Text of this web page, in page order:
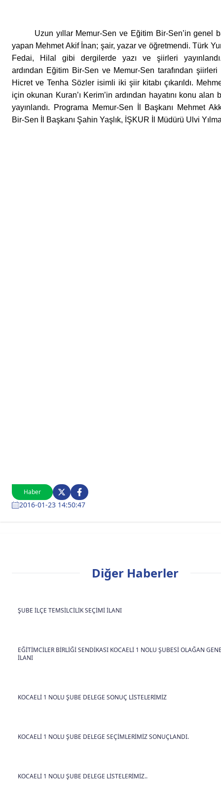
Haber
2016-01-23 14:50:47
Uzun yıllar Memur-Sen ve Eğitim Bir-Sen’in genel
yapan Mehmet Akif İnan; şair, yazar ve öğretmendi. Türk
Fedai, Hilal gibi dergilerde yazı ve şiirleri yayınlandı.
ardından Eğitim Bir-Sen ve Memur-Sen tarafından şiirleri
Hicret ve Tenha Sözler isimli iki şiir kitabı çıkarıldı.
için okunan Kuran’ı Kerim’in ardından hayatını konu alan
yayınlandı. Programa Memur-Sen İl Başkanı Mehmet
Bir-Sen İl Başkanı Şahin Yaşlık, İŞKUR İl Müdürü Ulvi
Diğer Haberler
ŞUBE İLÇE TEMSİLCİLİK SEÇİMİ İLANI
EĞİTİMCİLER BİRLİĞİ SENDİKASI KOCAELİ 1 NOLU ŞUBESİ OLAĞAN
İLANI
KOCAELİ 1 NOLU ŞUBE DELEGE SONUÇ LİSTELERİMİZ
KOCAELİ 1 NOLU ŞUBE DELEGE SEÇİMLERİMİZ SONUÇLANDI.
KOCAELİ 1 NOLU ŞUBE DELEGE LİSTELERİMİZ..